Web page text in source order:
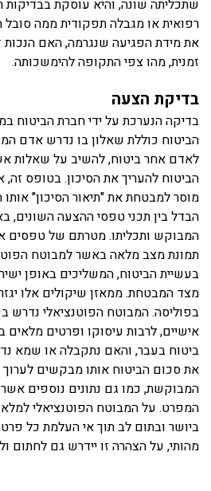
שתכליתה שונה, והיא עוסקת בבדיקות
רפואית או מגבלה תפקודית ממה
את מידת הפגיעה שנגרמה, האם הנכות
זמנית, מהו צפי התקופה להימשכותה.
בדיקת הצעה
בדיקה הנערכת על ידי חברת הביטוח
הביטוח כוללת שאלון בו נדרש אדם
לאדם אחר ביטוח, להשיב על שאלות
הביטוח להעריך את הסיכון. בטופס זה,
מוסר למבטחת את "תיאור הסיכון"
הבדל בין תכני טפסי ההצעה השונים,
המבוקש ותכליתו. מטרתם של טפסים
תמונת מצב מלאה באשר למבוטח
בעשיית הביטוח, המשליכים באופן
מצד המבטחת. ממאזן שיקולים אלו
בפוליסה. המבוטח הפוטנציאלי נדרש
אישיים, לרבות עיסוקו ופרטים
ביטוח בעבר, והאם נתקבלה או שמא
את סכום הביטוח אותו מבקשים לערוך
המבוקשת, כמו גם נתונים נוספים
המפרט. על המבוטח הפוטנציאלי
ביושר ובתום לב תוך אי העלמת כל
מהותי, על הצהרה זו יידרש גם לחתום